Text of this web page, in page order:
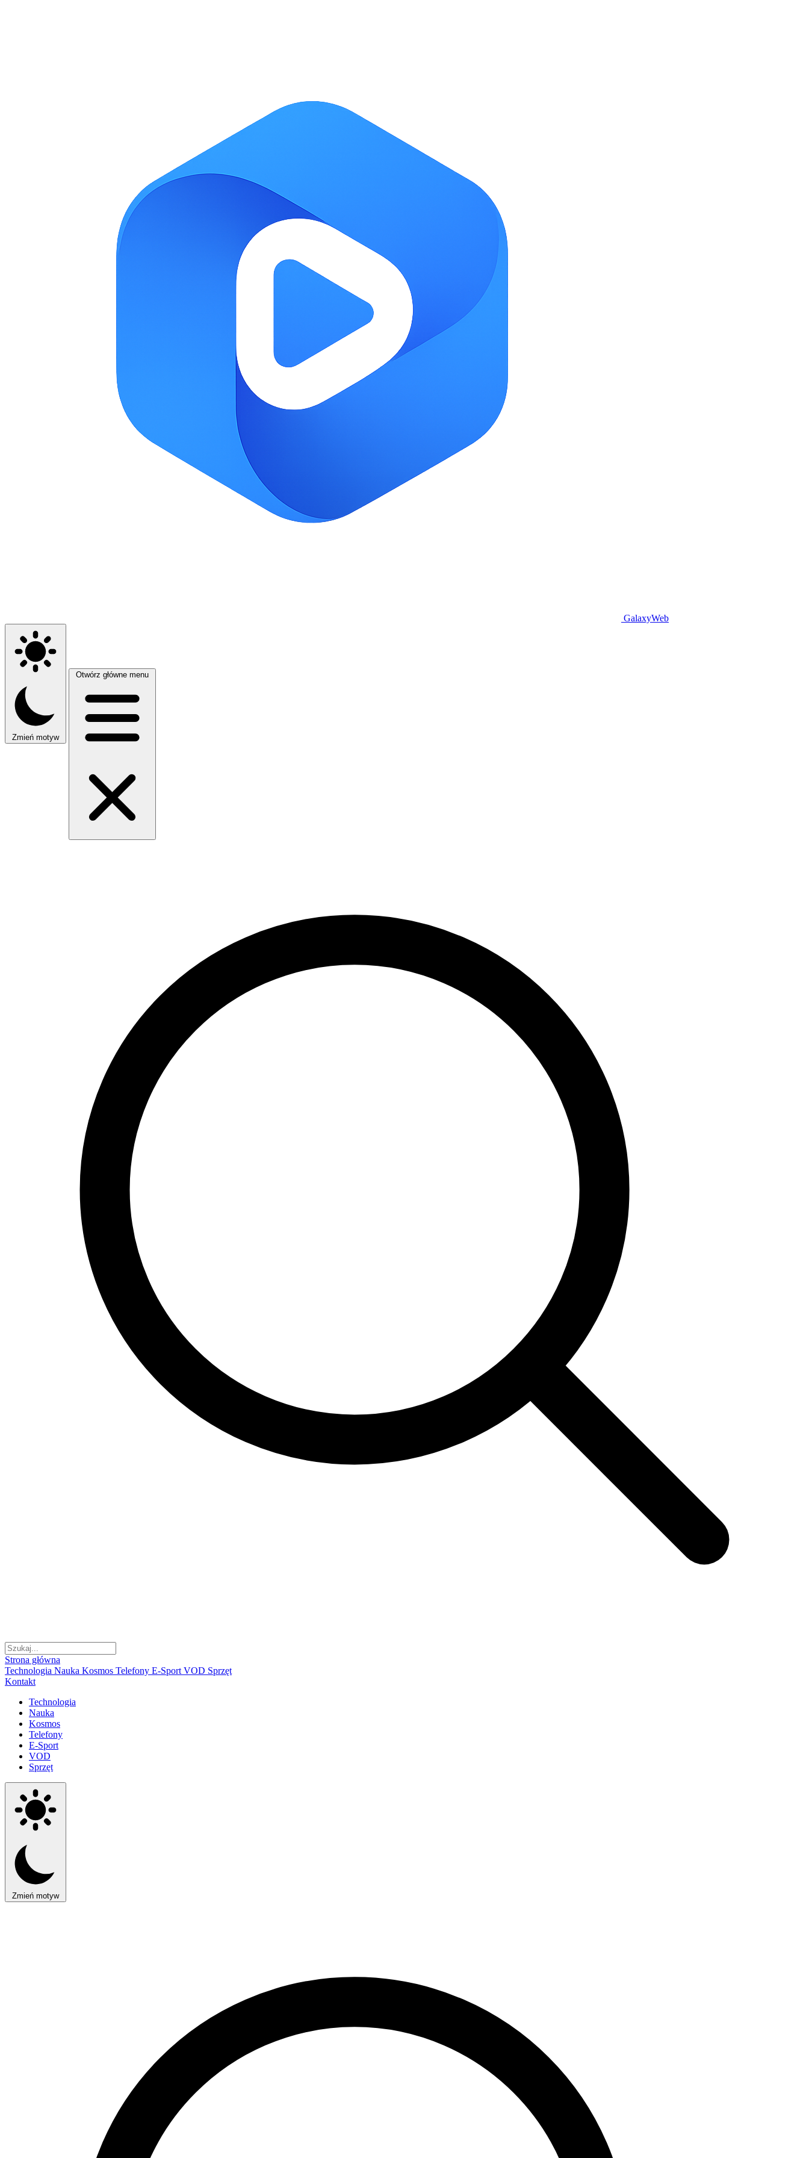
GalaxyWeb
Zmień motyw
Otwórz główne menu
Strona główna
Technologia Nauka Kosmos Telefony E-Sport VOD Sprzęt
Kontakt
Technologia
Nauka
Kosmos
Telefony
E-Sport
VOD
Sprzęt
Zmień motyw